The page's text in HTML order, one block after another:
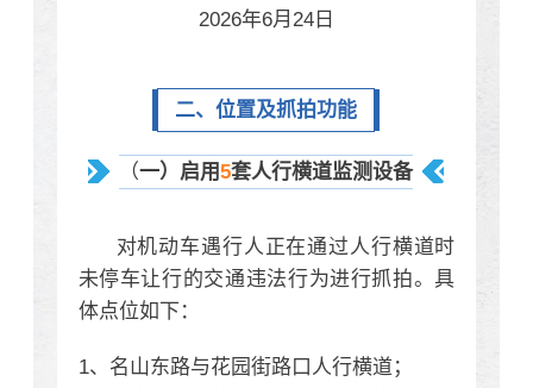
2026年6月24日
二、位置及抓拍功能
（一）启用5套人行横道监测设备
对机动车遇行人正在通过人行横道时
未停车让行的交通违法行为进行抓拍。具
体点位如下：
1、名山东路与花园街路口人行横道；